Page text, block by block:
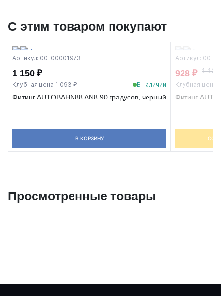
С этим товаром покупают
Артикул: 00-00001973
1 150 ₽
Клубная цена 1 093 ₽ В наличии
Фитинг AUTOBAHN88 AN8 90 градусов, черный
В КОРЗИНУ
Артикул: 00-
928 ₽ 1 124
Клубная цена
Фитинг
Просмотренные товары